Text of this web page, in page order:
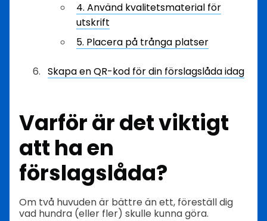
4. Använd kvalitetsmaterial för
utskrift
5. Placera på trånga platser
Skapa en QR-kod för din förslagslåda idag
Varför är det viktigt
att ha en
förslagslåda?
Om två huvuden är bättre än ett, föreställ dig
vad hundra (eller fler) skulle kunna göra.